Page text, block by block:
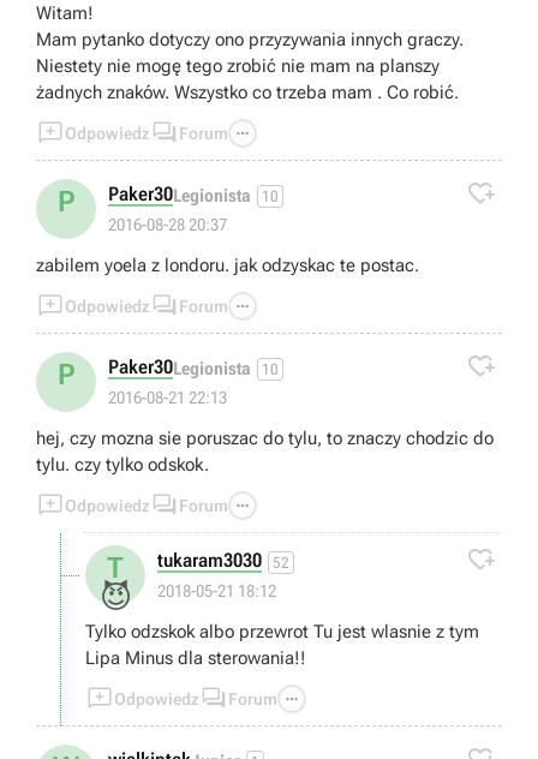
Witam!
Mam pytanko dotyczy ono przyzywania innych graczy.
Niestety nie mogę tego zrobić nie mam na planszy
żadnych znaków. Wszystko co trzeba mam . Co robić.
Odpowiedz  Forum 
P Paker30Legionista 10
2016-08-28 20:37

zabilem yoela z londoru. jak odzyskac te postac.
Odpowiedz  Forum 
P Paker30Legionista 10
2016-08-21 22:13

hej, czy mozna sie poruszac do tylu, to znaczy chodzic do
tylu. czy tylko odskok.
Odpowiedz  Forum 
T
😈
tukaram3030 52
2018-05-21 18:12

Tylko odzskok albo przewrot Tu jest wlasnie z tym
Lipa Minus dla sterowania!!
Odpowiedz  Forum 